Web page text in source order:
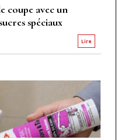
coupe avec un
spéciaux
Lire